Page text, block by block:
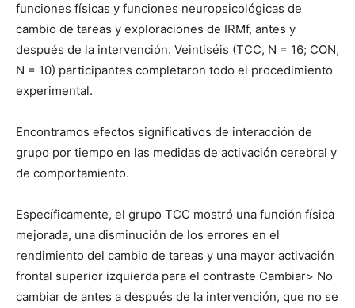
funciones físicas y funciones neuropsicológicas de
cambio de tareas y exploraciones de IRMf, antes y
después de la intervención. Veintiséis (TCC, N = 16; CON,
N = 10) participantes completaron todo el procedimiento
experimental.
Encontramos efectos significativos de interacción de
grupo por tiempo en las medidas de activación cerebral y
de comportamiento.
Específicamente, el grupo TCC mostró una función física
mejorada, una disminución de los errores en el
rendimiento del cambio de tareas y una mayor activación
frontal superior izquierda para el contraste Cambiar> No
cambiar de antes a después de la intervención, que no se